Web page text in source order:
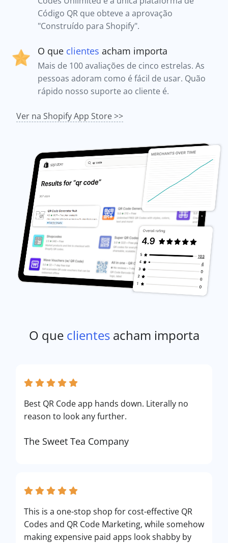
Código QR que obteve a aprovação
"Construído para Shopify".
O que clientes acham importa
Mais de 100 avaliações de cinco estrelas. As
pessoas adoram como é fácil de usar. Quão
rápido nosso suporte ao cliente é.
Ver na Shopify App Store >>
O que clientesacham importa
Best QR Code app hands down. Literally no
reason to look any further.
The Sweet Tea Company
This is a one-stop shop for cost-effective QR
Codes and QR Code Marketing, while somehow
making expensive paid apps look shabby by